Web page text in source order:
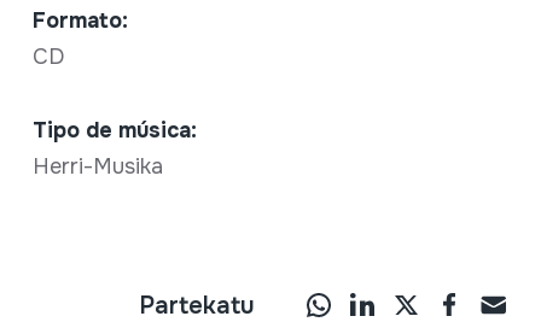
Formato:
CD
Tipo de música:
Herri-Musika
Partekatu